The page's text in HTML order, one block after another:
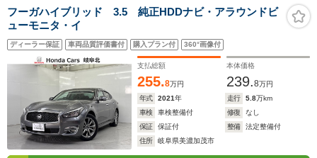
フーガハイブリッド 3.5 純正HDDナビ・アラウンドビ
ューモニタ・イ
ディーラー保証 車両品質評価書付 購入プラン付 360°画像付
支払総額
255.8万円
本体価格
239.8万円
年式
2021年 走行 5.8万km
車検
車検整備付 修復
なし
保証
保証付 整備
法定整備付
住所
岐阜県美濃加茂市